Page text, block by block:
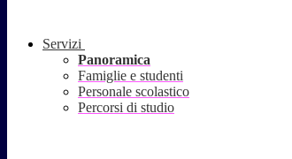
Servizi
Panoramica
Famiglie e studenti
Personale scolastico
Percorsi di studio